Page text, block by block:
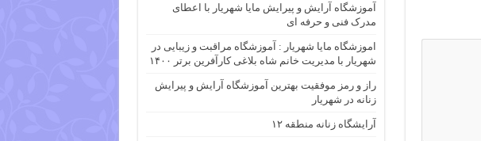
آموزشگاه آرایش و پیرایش مایا شهریار با اعطای
مدرک فنی و حرفه ای
اموزشگاه مایا شهریار : آموزشگاه مراقبت و زیبایی در
شهریار با مدیریت خانم شاه بلاغی کارآفرین برتر ۱۴۰۰
راز و رمز موفقیت بهترین آموزشگاه آرایش و پیرایش
زنانه در شهریار
آرایشگاه زنانه منطقه ۱۲